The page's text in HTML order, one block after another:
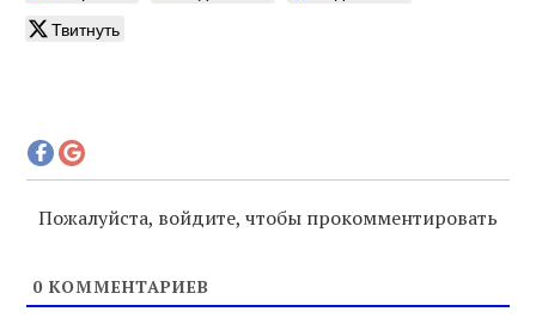
Твитнуть
Пожалуйста, войдите, чтобы прокомментировать
0 КОММЕНТАРИЕВ